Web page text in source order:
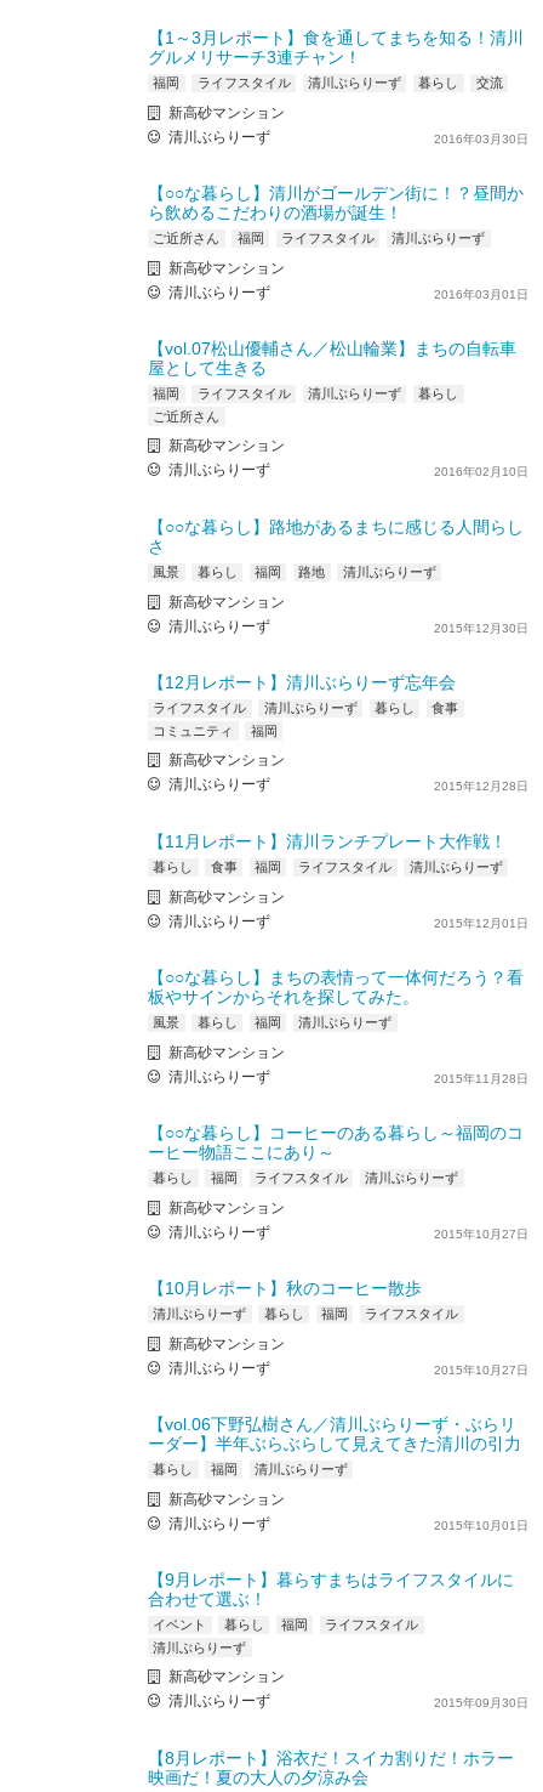
【1～3月レポート】食を通してまちを知る！清川
グルメリサーチ3連チャン！
福岡 ライフスタイル 清川ぶらりーず 暮らし 交流
新高砂マンション
清川ぶらりーず
2016年03月30日
【○○な暮らし】清川がゴールデン街に！？昼間か
ら飲めるこだわりの酒場が誕生！
ご近所さん 福岡 ライフスタイル 清川ぶらりーず
新高砂マンション
清川ぶらりーず
2016年03月01日
【vol.07松山優輔さん／松山輪業】まちの自転車
屋として生きる
福岡 ライフスタイル 清川ぶらりーず
暮らし
ご近所さん
新高砂マンション
清川ぶらりーず
2016年02月10日
【○○な暮らし】路地があるまちに感じる人間らし
さ
風景 暮らし 福岡 路地 清川ぶらりーず
新高砂マンション
清川ぶらりーず
2015年12月30日
【12月レポート】清川ぶらりーず忘年会
ライフスタイル 清川ぶらりーず 暮らし
食事
コミュニティ
福岡
新高砂マンション
清川ぶらりーず
2015年12月28日
【11月レポート】清川ランチプレート大作戦！
暮らし 食事 福岡 ライフスタイル 清川ぶらりーず
新高砂マンション
清川ぶらりーず
2015年12月01日
【○○な暮らし】まちの表情って一体何だろう？看
板やサインからそれを探してみた。
風景 暮らし 福岡 清川ぶらりーず
新高砂マンション
清川ぶらりーず
2015年11月28日
【○○な暮らし】コーヒーのある暮らし～福岡のコ
ーヒー物語ここにあり～
暮らし 福岡 ライフスタイル 清川ぶらりーず
新高砂マンション
清川ぶらりーず
2015年10月27日
【10月レポート】秋のコーヒー散歩
清川ぶらりーず 暮らし 福岡 ライフスタイル
新高砂マンション
清川ぶらりーず
2015年10月27日
【vol.06下野弘樹さん／清川ぶらりーず・ぶらリ
ーダー】半年ぶらぶらして見えてきた清川の引力
暮らし 福岡 清川ぶらりーず
新高砂マンション
清川ぶらりーず
2015年10月01日
【9月レポート】暮らすまちはライフスタイルに
合わせて選ぶ！
イベント 暮らし 福岡
ライフスタイル
清川ぶらりーず
新高砂マンション
清川ぶらりーず
2015年09月30日
【8月レポート】浴衣だ！スイカ割りだ！ホラー
映画だ！夏の大人の夕涼み会